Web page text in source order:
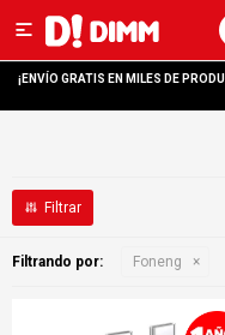

¡ENVÍO GRATIS EN MILES DE
Filtrando por: Foneng